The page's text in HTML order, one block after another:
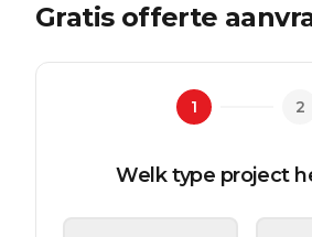
Gratis offerte
1 2
Welk type project